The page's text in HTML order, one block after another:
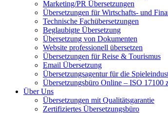
Marketing/PR Übersetzungen
Übersetzungen für Wirtschafts- und
Technische Fachübersetzungen
Beglaubigte Übersetzung
Übersetzung von Dokumenten
Website professionell übersetzen
Übersetzungen für Reise & Tourismus
Email Übersetzung
Übersetzungsagentur für die
Übersetzungsbüro Online – ISO 17100
Über Uns
Übersetzungen mit Qualitätsgarantie
Zertifiziertes Übersetzungsbüro